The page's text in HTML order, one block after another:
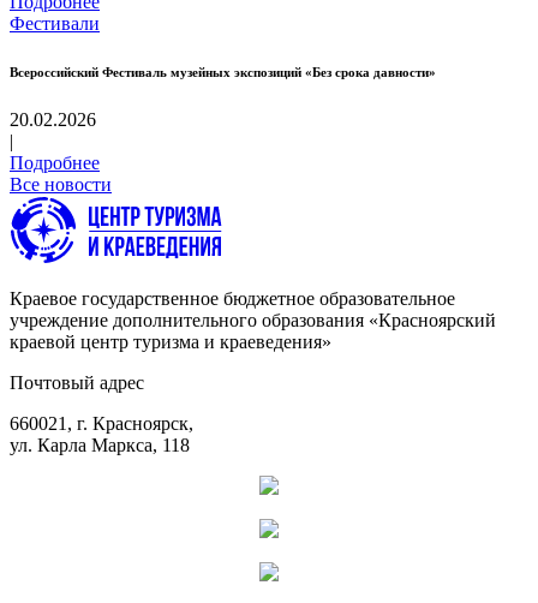
Фестивали
Всероссийский Фестиваль музейных экспозиций «Без срока давности»
20.02.2026
|
Подробнее
Все новости
Краевое государственное бюджетное образовательное
учреждение дополнительного образования «Красноярский
краевой центр туризма и краеведения»
Почтовый адрес
660021, г. Красноярск,
ул. Карла Маркса, 118